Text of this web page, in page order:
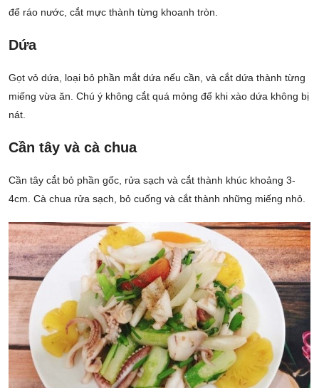
để ráo nước, cắt mực thành từng khoanh tròn.
Dứa
Gọt vỏ dứa, loại bỏ phần mắt dứa nếu cần, và cắt dứa thành từng
miếng vừa ăn. Chú ý không cắt quá mỏng để khi xào dứa không bị
nát.
Cần tây và cà chua
Cần tây cắt bỏ phần gốc, rửa sạch và cắt thành khúc khoảng 3-
4cm. Cà chua rửa sạch, bỏ cuống và cắt thành những miếng nhỏ.